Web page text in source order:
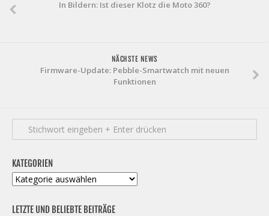
In Bildern: Ist dieser Klotz die Moto 360?
NÄCHSTE NEWS
Firmware-Update: Pebble-Smartwatch mit neuen
Funktionen
KATEGORIEN
Kategorien
LETZTE UND BELIEBTE BEITRÄGE